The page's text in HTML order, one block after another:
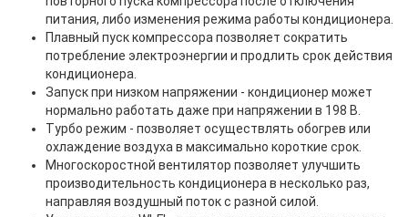
питания, либо изменения режима работы кондиционера.
Плавный пуск компрессора позволяет сократить
потребление электроэнергии и продлить срок действия
кондиционера.
Запуск при низком напряжении - кондиционер может
нормально работать даже при напряжении в 198 В.
Турбо режим - позволяет осуществлять обогрев или
охлаждение воздуха в максимально короткие срок.
Многоскоростной вентилятор позволяет улучшить
производительность кондиционера в несколько раз,
направляя воздушный поток с разной силой.